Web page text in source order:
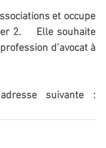
et occupe
2.    Elle souhaite
d’avocat à